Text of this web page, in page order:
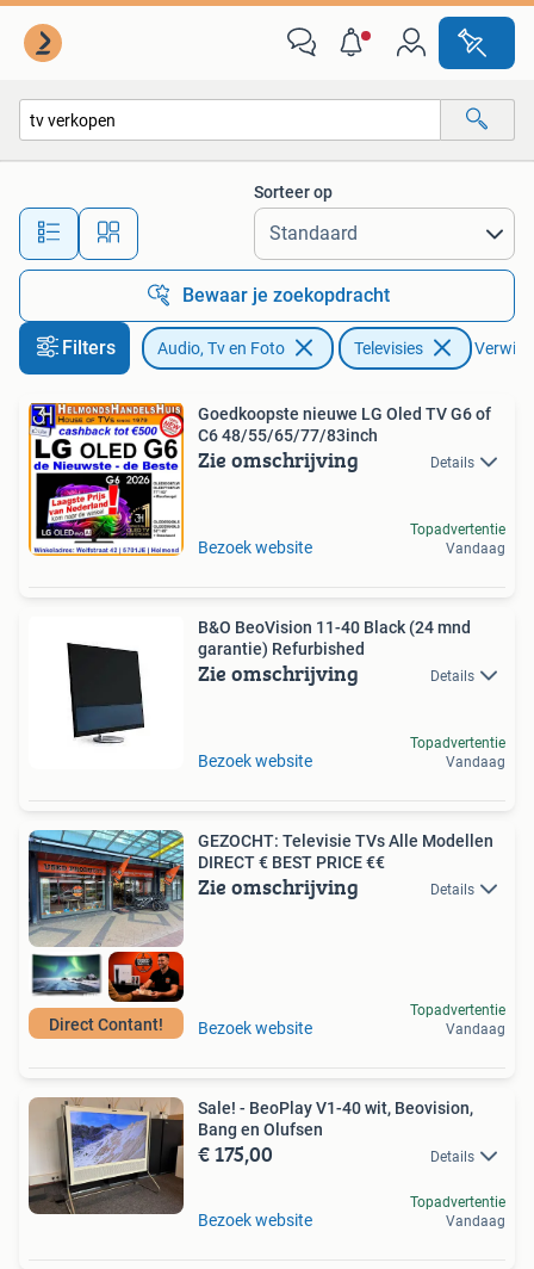
Alle afstanden…
Sorteer op
Bewaar je zoekopdracht
Filters Audio, Tv en Foto Televisies
Goedkoopste nieuwe LG Oled TV G6 of
C6 48/55/65/77/83inch
Zie omschrijving Details
Bezoek website
Topadvertentie
Vandaag
B&O BeoVision 11-40 Black (24 mnd
garantie) Refurbished
Zie omschrijving Details
Bezoek website
Topadvertentie
Vandaag
Direct Contant!
GEZOCHT: Televisie TVs Alle Modellen
DIRECT € BEST PRICE €€
Zie omschrijving Details
Bezoek website
Topadvertentie
Vandaag
Sale! - BeoPlay V1-40 wit, Beovision,
Bang en Olufsen
€ 175,00 Details
Bezoek website
Topadvertentie
Vandaag